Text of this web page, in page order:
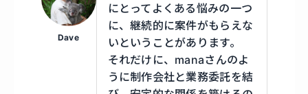
Dave
にとってよくある悩みの一つ
に、継続的に案件がもらえな
いということがあります。
それだけに、manaさんのよ
うに制作会社と業務委託を結